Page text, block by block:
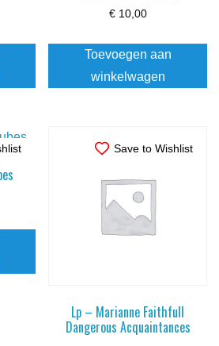
€10,00
Toevoegen aan
winkelwagen
Save to Wishlist
Lp – Marianne Faithfull
Dangerous Acquaintances